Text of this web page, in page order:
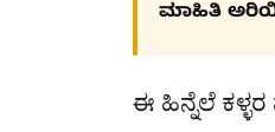
ಮಾಹಿತಿ
ಈ ಹಿನ್ನೆಲೆ